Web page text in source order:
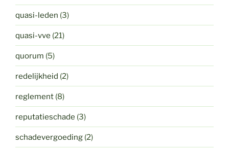
quasi-leden (3)
quasi-vve (21)
quorum (5)
redelijkheid (2)
reglement (8)
reputatieschade (3)
schadevergoeding (2)